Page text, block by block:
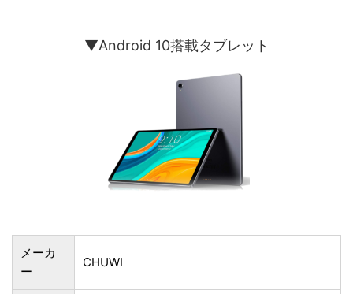
▼Android 10搭載タブレット
メーカ
ー
CHUWI